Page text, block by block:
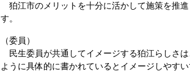
狛江市のメリットを十分に活かして施策を推
す。
（委員）
民生委員が共通してイメージする狛江らしさ
ように具体的に書かれているとイメージしやす